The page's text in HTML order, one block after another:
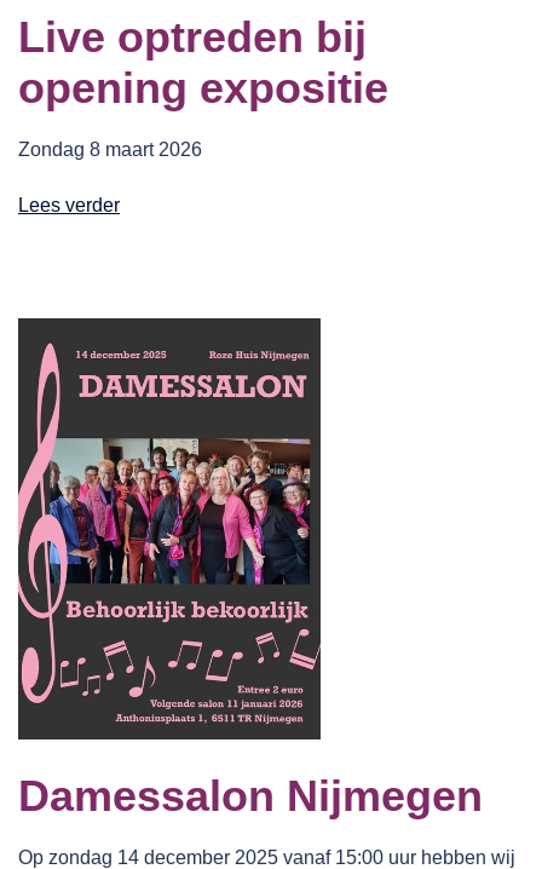
Live optreden bij
opening expositie
Zondag 8 maart 2026
Lees verder
Damessalon Nijmegen
Op zondag 14 december 2025 vanaf 15:00 uur hebben wij